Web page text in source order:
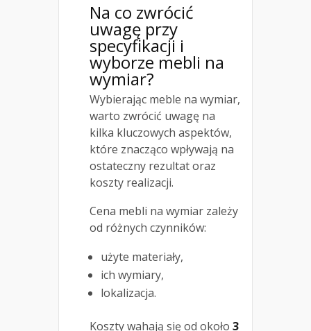
Na co zwrócić
uwagę przy
specyfikacji i
wyborze mebli na
wymiar?
Wybierając meble na wymiar,
warto zwrócić uwagę na
kilka kluczowych aspektów,
które znacząco wpływają na
ostateczny rezultat oraz
koszty realizacji.
Cena mebli na wymiar zależy
od różnych czynników:
użyte materiały,
ich wymiary,
lokalizacja.
Koszty wahają się od około 3